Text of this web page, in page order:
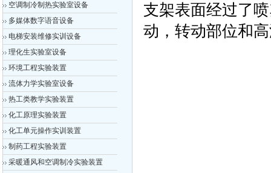
空调制冷制热实验室设备
多媒体数字语音设备
电梯安装维修实训设备
理化生实验室设备
环境工程实验装置
流体力学实验室设备
热工类教学实验装置
化工原理实验装置
化工单元操作实训装置
制药工程实验装置
采暖通风和空调制冷实验装置
支架表面经过了
动，转动部位和